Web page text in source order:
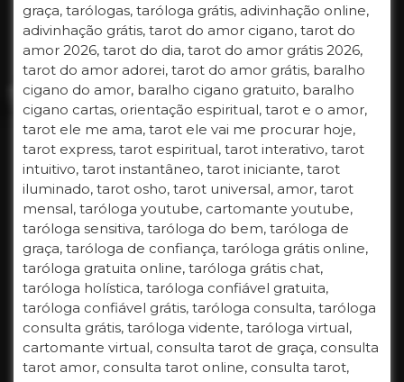
graça, tarólogas, taróloga grátis, adivinhação online,
adivinhação grátis, tarot do amor cigano, tarot do
amor 2026, tarot do dia, tarot do amor grátis 2026,
tarot do amor adorei, tarot do amor grátis, baralho
cigano do amor, baralho cigano gratuito, baralho
cigano cartas, orientação espiritual, tarot e o amor,
tarot ele me ama, tarot ele vai me procurar hoje,
tarot express, tarot espiritual, tarot interativo, tarot
intuitivo, tarot instantâneo, tarot iniciante, tarot
iluminado, tarot osho, tarot universal, amor, tarot
mensal, taróloga youtube, cartomante youtube,
taróloga sensitiva, taróloga do bem, taróloga de
graça, taróloga de confiança, taróloga grátis online,
taróloga gratuita online, taróloga grátis chat,
taróloga holística, taróloga confiável gratuita,
taróloga confiável grátis, taróloga consulta, taróloga
consulta grátis, taróloga vidente, taróloga virtual,
cartomante virtual, consulta tarot de graça, consulta
tarot amor, consulta tarot online, consulta tarot,